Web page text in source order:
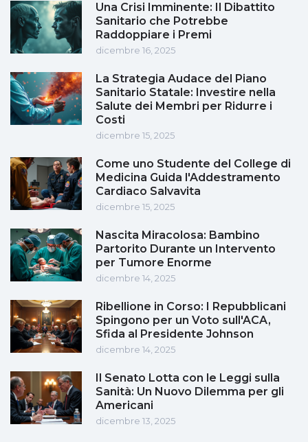
Una Crisi Imminente: Il Dibattito
Sanitario che Potrebbe
Raddoppiare i Premi
dicembre 16, 2025
La Strategia Audace del Piano
Sanitario Statale: Investire nella
Salute dei Membri per Ridurre i
Costi
dicembre 15, 2025
Come uno Studente del College di
Medicina Guida l'Addestramento
Cardiaco Salvavita
dicembre 15, 2025
Nascita Miracolosa: Bambino
Partorito Durante un Intervento
per Tumore Enorme
dicembre 14, 2025
Ribellione in Corso: I Repubblicani
Spingono per un Voto sull'ACA,
Sfida al Presidente Johnson
dicembre 14, 2025
Il Senato Lotta con le Leggi sulla
Sanità: Un Nuovo Dilemma per gli
Americani
dicembre 13, 2025